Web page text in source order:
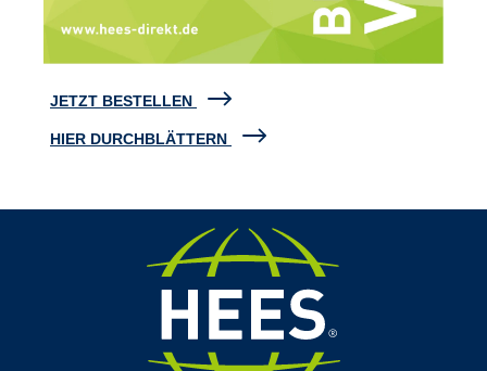
JETZT BESTELLEN
HIER DURCHBLÄTTERN